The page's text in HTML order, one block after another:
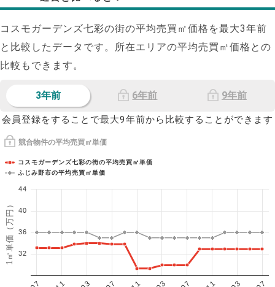
コスモガーデンズ七彩の街の平均売買㎡価格を最大3年前
と比較したデータです。所在エリアの平均売買㎡価格との
比較もできます。
3年前 6年前 9年前
会員登録をすることで最大9年前から比較することができます
競合物件の平均売買㎡単価
1㎡単価（万円）
コスモガーデンズ七彩の街の平均売買㎡単価
ふじみ野市の平均売買㎡単価
32
36
40
44